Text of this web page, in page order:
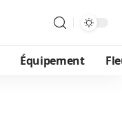
Équipement